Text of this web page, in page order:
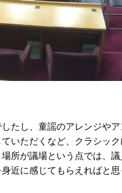
たし、童謡のアレンジや
いただくなど、クラシッ
所が議場という点では、議
近に感じてもらえればと思